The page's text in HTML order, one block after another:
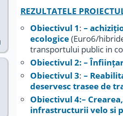
REZULTATELE
Obiectivul 1: –
ecologice(Euro6/
transportului public in
Obiectivul 2: –
Obiectivul 3: –
deservesc trasee de
Obiectivul 4:–
infrastructurii velo si